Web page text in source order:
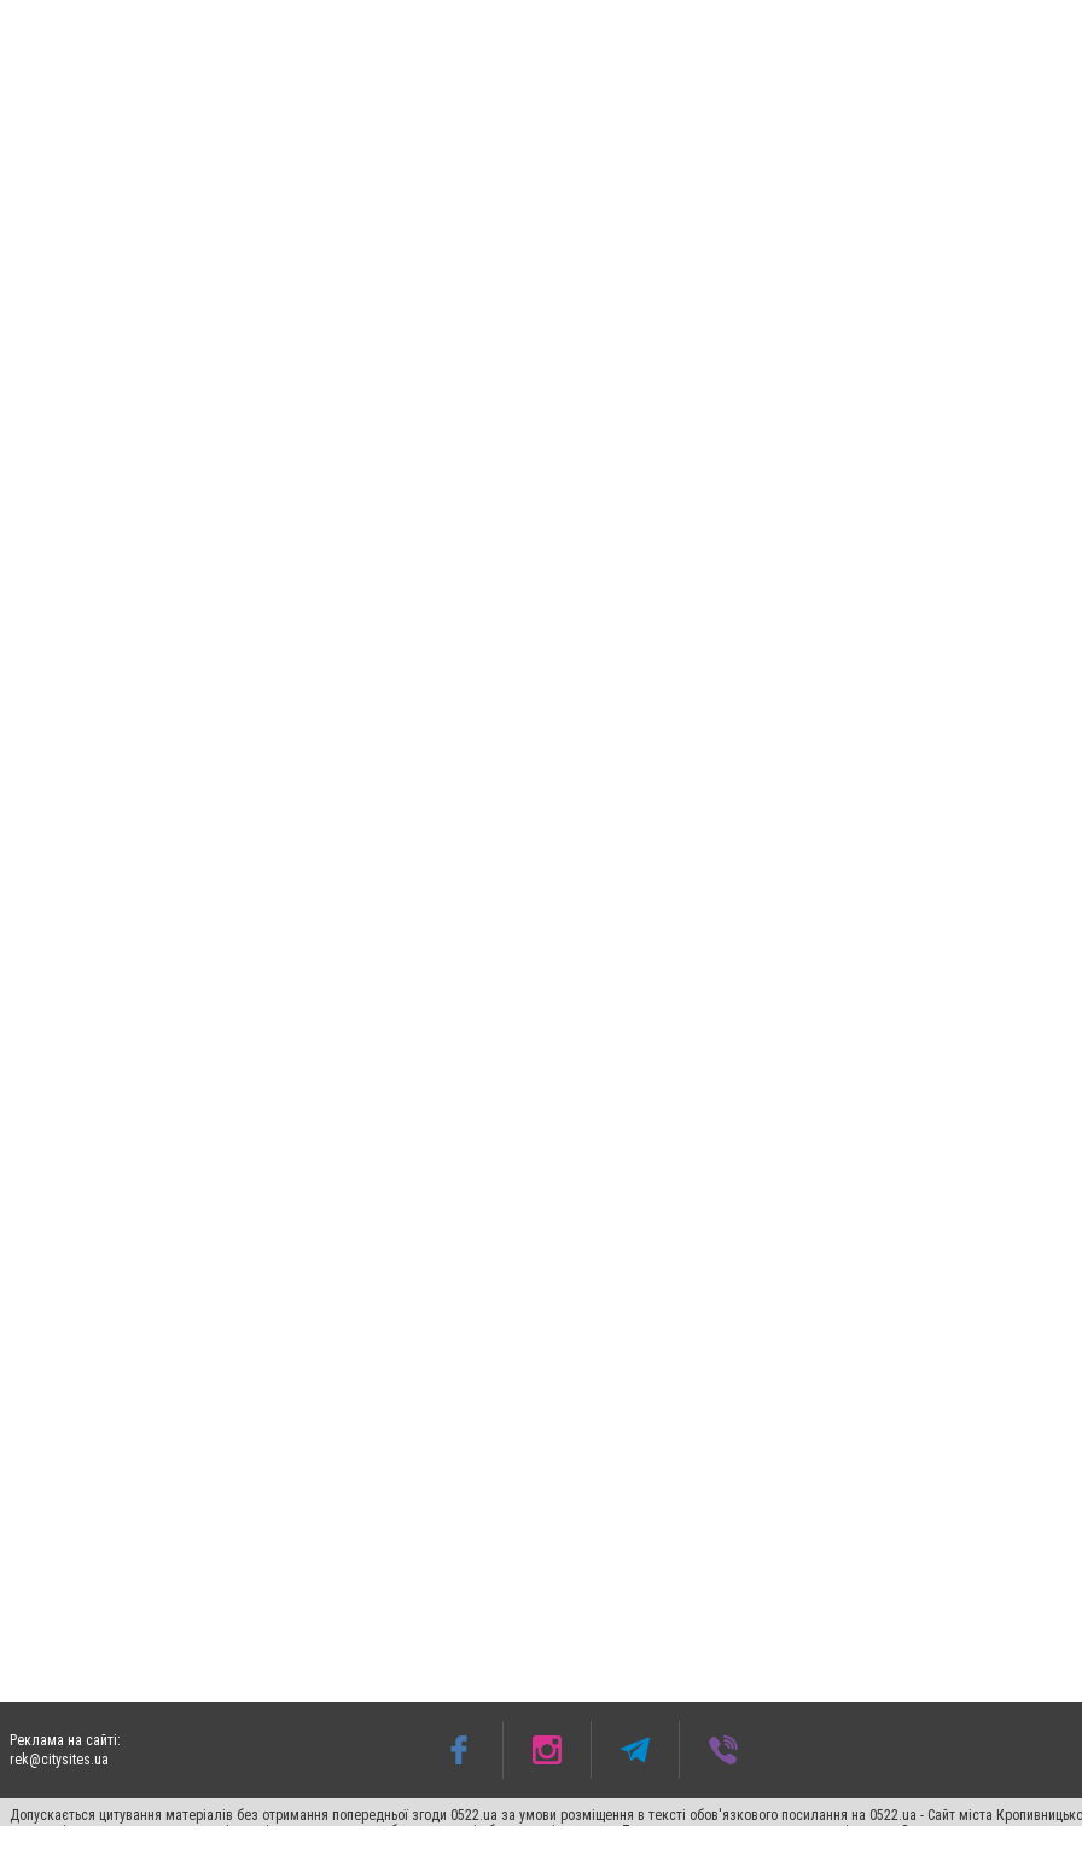
Реклама на сайті:
rek@citysites.ua
Допускається цитування матеріалів без отримання попередньої згоди 0522.ua за умови розміщення в тексті обов'язкового посилання на 0522.ua - Сайт міста
систем гіперпосилання на цитовані статті не нижче другого абзацу в тексті або в якості джерела. Порушення виняткових прав переслідується Законом.